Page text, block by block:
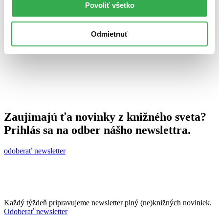
Povoliť všetko
Odmietnuť
13. februára 2014
Zaujímajú ťa novinky z knižného sveta?
Prihlás sa na odber nášho newslettra.
odoberať newsletter
Každý týždeň pripravujeme newsletter plný (ne)knižných noviniek.
Odoberať newsletter